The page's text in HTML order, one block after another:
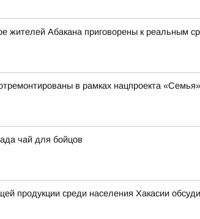
жителей Абакана приговорены к реальным
в рамках нацпроекта «Семья»
чай для бойцов
продукции среди населения Хакасии